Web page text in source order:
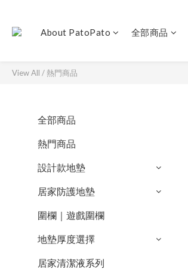
About PatoPato 全部商品
View All /熱門商品
全部商品
熱門商品
設計款地墊
居家防護地墊
圍欄｜遊戲圍欄
地墊厚度選擇
居家清潔液系列